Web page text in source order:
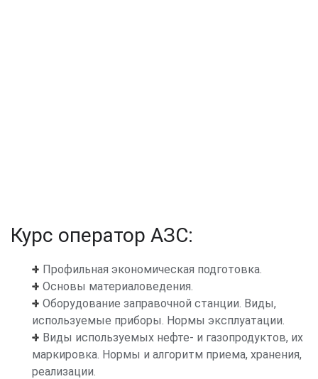
Курс оператор АЗС:
Профильная экономическая подготовка.
Основы материаловедения.
Оборудование заправочной станции. Виды,
используемые приборы. Нормы эксплуатации.
Виды используемых нефте- и газопродуктов, их
маркировка. Нормы и алгоритм приема, хранения,
реализации.